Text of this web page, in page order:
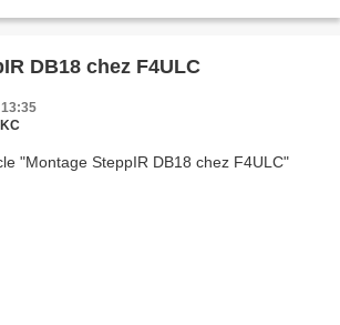
DB18 chez F4ULC